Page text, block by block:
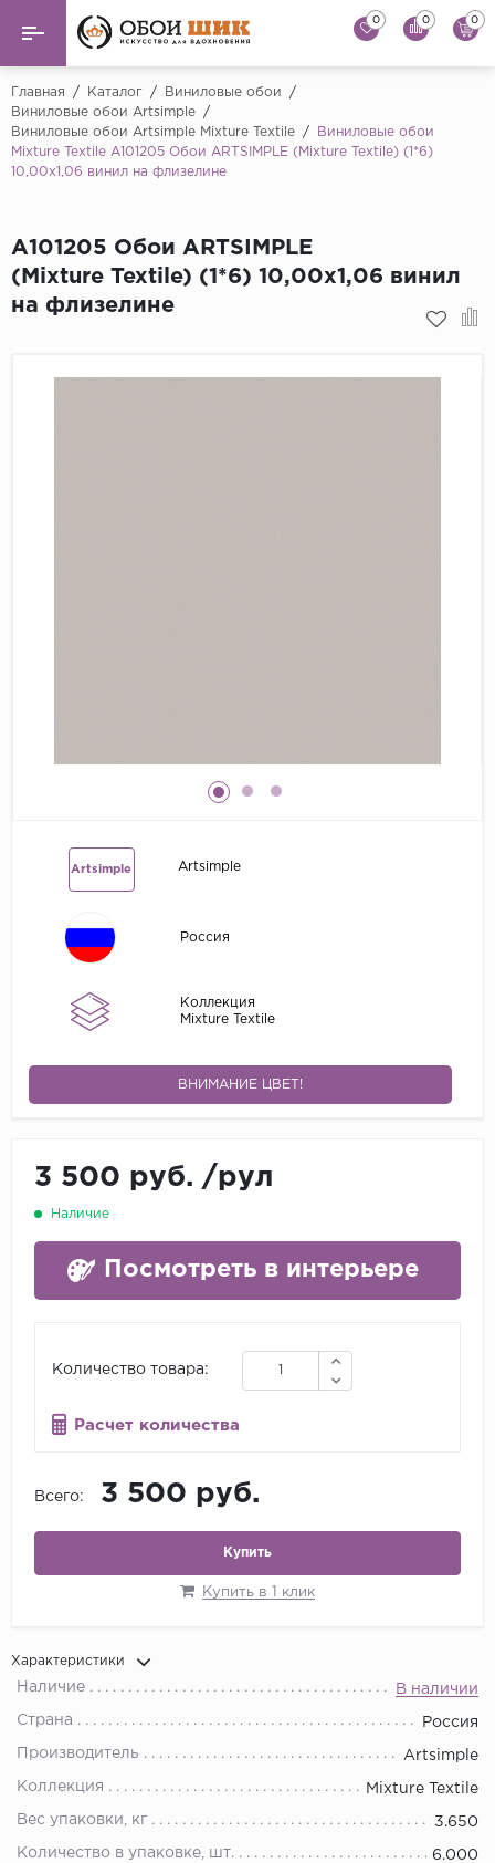
Назад
Виниловые обои ...
AS Creation
Bernardo
Decori Decori
Флоковые обои
Фрески
0 0 0
Главная / Каталог / Виниловые обои
/
Виниловые обои Artsimple
/
Виниловые обои Artsimple Mixture Textile
/
Виниловые обои
Mixture Textile A101205 Обои ARTSIMPLE (Mixture Textile) (1*6)
10,00x1,06 винил на флизелине
A101205 Обои ARTSIMPLE
(Mixture Textile) (1*6) 10,00x1,06 винил
на флизелине
Artsimple Artsimple
Россия
Коллекция
Mixture Textile
ВНИМАНИЕ ЦВЕТ!
3 500 руб. /рул
Наличие
Посмотреть в интерьере
Количество товара:
Расчет количества
Всего: 3 500 руб.
Купить
Купить в 1 клик
Характеристики
Наличие В наличии
Страна Россия
Производитель Artsimple
Коллекция Mixture Textile
Вес упаковки, кг 3.650
Количество в упаковке, шт. 6.000